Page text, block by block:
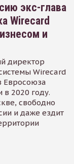
экс-глава
Wirecard
и
директор
Wirecard
Евросоюза
в 2020 году.
свободно
и даже ездит